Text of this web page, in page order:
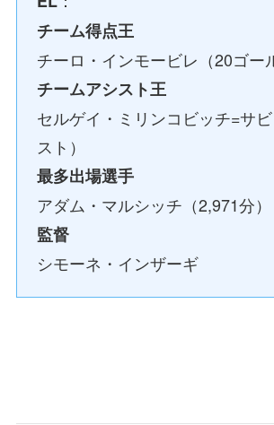
チーム得点王
チーロ・インモービレ（20ゴー
チームアシスト王
セルゲイ・ミリンコビッチ=サ
スト）
最多出場選手
アダム・マルシッチ（2,971分）
監督
シモーネ・インザーギ